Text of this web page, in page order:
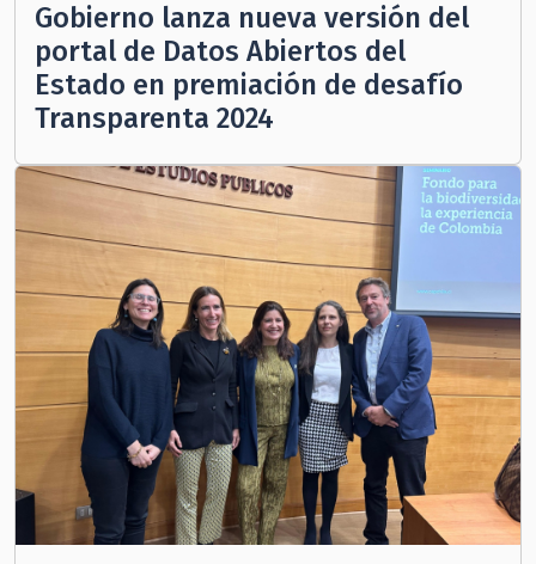
Gobierno lanza nueva versión del
portal de Datos Abiertos del
Estado en premiación de desafío
Transparenta 2024